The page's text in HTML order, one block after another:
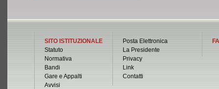
SITO ISTITUZIONALE
Statuto
Normativa
Bandi
Gare e Appalti
Avvisi
Posta Elettronica
La Presidente
Privacy
Link
Contatti